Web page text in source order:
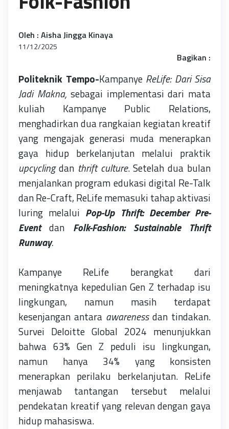
Oleh : Aisha Jingga Kinaya
11/12/2025
Bagikan :
Politeknik Tempo-Kampanye ReLife: Dari Sisa
Jadi Makna, sebagai implementasi dari mata
kuliah Kampanye Public Relations,
menghadirkan dua rangkaian kegiatan kreatif
yang mengajak generasi muda menerapkan
gaya hidup berkelanjutan melalui praktik
upcyclingdan thrift culture. Setelah dua bulan
menjalankan program edukasi digital Re-Talk
dan Re-Craft, ReLife memasuki tahap aktivasi
luring melalui Pop-Up Thrift: December Pre-
Event dan
Folk-Fashion: Sustainable Thrift
Runway.
Kampanye ReLife berangkat dari
meningkatnya kepedulian Gen Z terhadap isu
lingkungan, namun masih terdapat
kesenjangan antara awarenessdan tindakan.
Survei Deloitte Global 2024 menunjukkan
bahwa 63% Gen Z peduli isu lingkungan,
namun hanya 34% yang konsisten
menerapkan perilaku berkelanjutan. ReLife
menjawab tantangan tersebut melalui
pendekatan kreatif yang relevan dengan gaya
hidup mahasiswa.